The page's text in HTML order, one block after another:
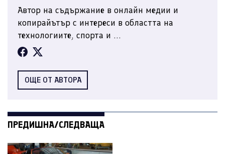
Автор на съдържание в онлайн медии и
копирайътър с интереси в областта на
технологиите, спорта и ...
ОЩЕ ОТ АВТОРА
ПРЕДИШНА/СЛЕДВАЩА